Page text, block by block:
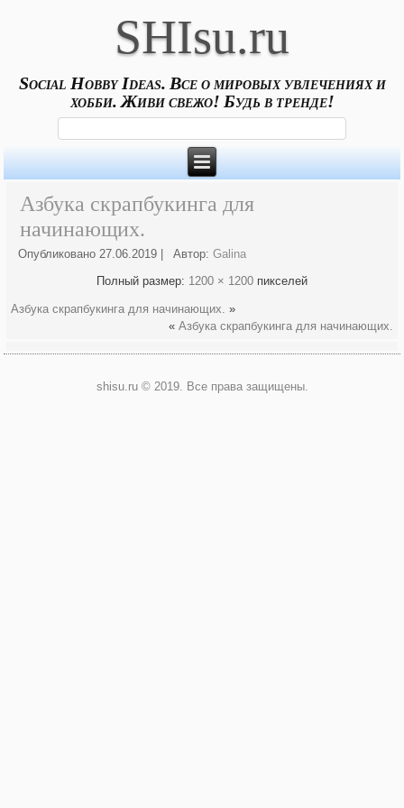
SHIsu.ru
Social Hobby Ideas. Все о мировых увлечениях и
хобби. Живи свежо! Будь в тренде!
Азбука скрапбукинга для
начинающих.
Опубликовано 27.06.2019 Автор: Galina
Полный размер: 1200 × 1200 пикселей
Азбука скрапбукинга для начинающих. »
« Азбука скрапбукинга для начинающих.
shisu.ru © 2019. Все права защищены.